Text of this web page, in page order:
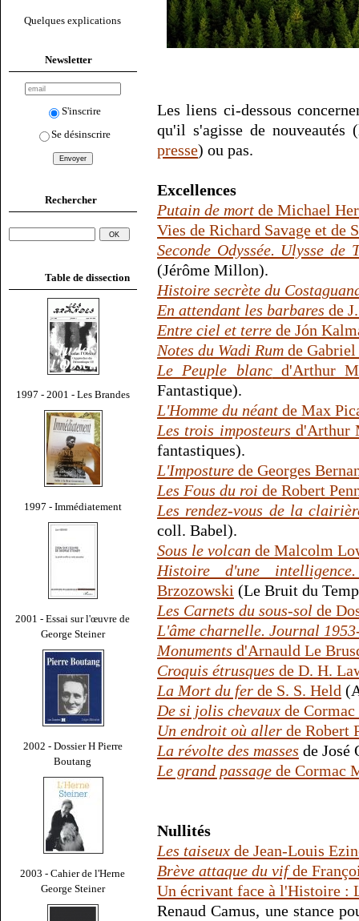
Quelques explications
Newsletter
S'inscrire
Se désinscrire
Rechercher
Table de dissection
1997 - 2001 - Les Brandes
1997 - Immédiatement
2001 - Essai sur l'œuvre de
George Steiner
2002 - Dossier H Pierre
Boutang
2003 - Cahier de l'Herne
George Steiner
Les liens ci-dessous
qu'il s'agisse de
presse) ou pas.
Excellences
Putain de mort de Michael
Vies de Richard Savage et de
Seconde Odyssée. Ulysse de
(Jérôme Millon).
Histoire secrète du
En attendant les barbares de
Entre ciel et terre de Jón
Notes du Wadi Rum de
Le Peuple blancd'Arthur
Fantastique).
L'Homme du néant de Max
Les trois imposteurs d'Arthur
fantastiques).
L'Imposture de Georges
Les Fous du roi de Robert
Les rendez-vous de la
coll. Babel).
Sous le volcan de Malcolm
Histoire d'une
Brzozowski (Le Bruit du
Les Carnets du sous-sol de
L'âme charnelle. Journal
Monuments d'Arnauld Le
Croquis étrusques de D. H.
La Mort du fer de S. S. Held
De si jolis chevaux de
Un endroit où aller de Robert
La révolte des masses de José
Le grand passage de Cormac
Nullités
Les taiseux de Jean-Louis
Brève attaque du vifde
Un écrivant face à l'Histoire :
Renaud Camus, une stance